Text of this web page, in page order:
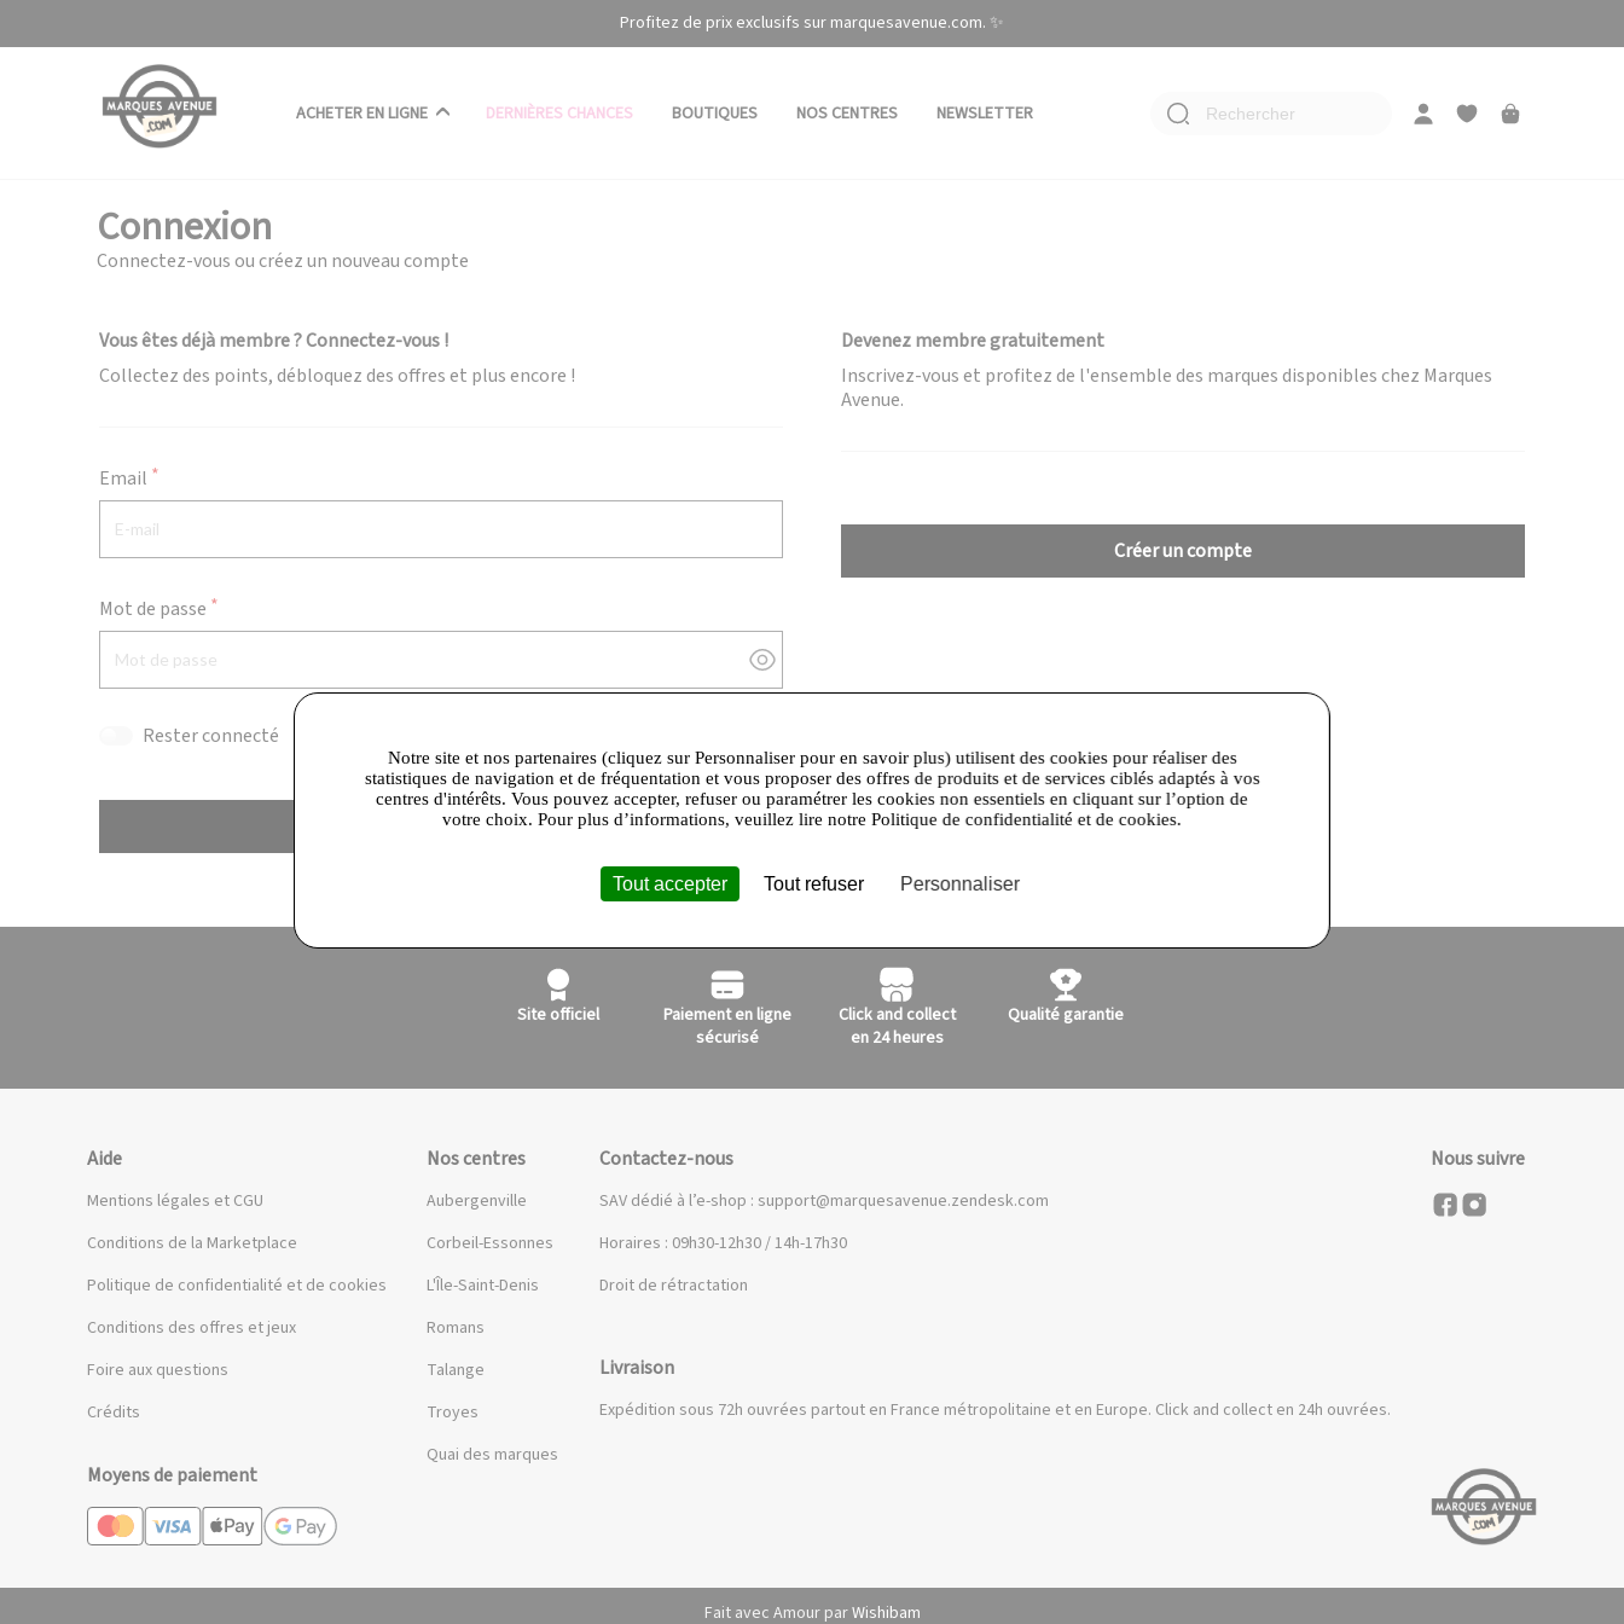
Profitez de prix exclusifs sur marquesavenue.com. ✨
ACHETER EN LIGNE DERNIÈRES CHANCES BOUTIQUES NOS CENTRES NEWSLETTER Rechercher
Connexion
Connectez-vous ou créez un nouveau compte
Vous êtes déjà membre ? Connectez-vous !
Collectez des points, débloquez des offres et plus encore !
Email
Mot de passe
Afficher/masquer le mot de passe
Rester connecté
Se connecter
Devenez membre gratuitement
Inscrivez-vous et profitez de l'ensemble des marques disponibles chez Marques
Avenue.
Créer un compte
Site officiel
Paiement en ligne
sécurisé
Click and collect
en 24 heures
Qualité garantie
Aide
Mentions légales et CGU
Conditions de la Marketplace
Politique de confidentialité et de cookies
Conditions des offres et jeux
Foire aux questions
Crédits
Moyens de paiement
Nos centres
Aubergenville
Corbeil-Essonnes
L'Île-Saint-Denis
Romans
Talange
Troyes
Quai des marques
Contactez-nous
SAV dédié à l’e-shop : support@marquesavenue.zendesk.com
Horaires : 09h30-12h30 / 14h-17h30
Droit de rétractation
Livraison
Expédition sous 72h ouvrées partout en France métropolitaine et en Europe. Click and collect en 24h ouvrées.
Nous suivre
Fait avec Amour parWishibam
Notre site et nos partenaires (cliquez sur Personnaliser pour en savoir plus) utilisent des cookies pour réaliser des
statistiques de navigation et de fréquentation et vous proposer des offres de produits et de services ciblés adaptés à vos
centres d'intérêts. Vous pouvez accepter, refuser ou paramétrer les cookies non essentiels en cliquant sur l’option de
votre choix. Pour plus d’informations, veuillez lire notre Politique de confidentialité et de cookies.
Tout accepter Tout refuser Personnaliser